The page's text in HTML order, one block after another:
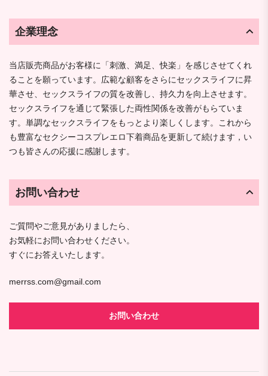
企業理念
当店販売商品がお客様に「刺激、満足、快楽」を感じさせてくれ
ることを願っています。広範な顧客をさらにセックスライフに昇
華させ、セックスライフの質を改善し、持久力を向上させます。
セックスライフを通じて緊張した両性関係を改善がもらていま
す。単調なセックスライフをもっとより楽しくします。これから
も豊富なセクシーコスプレエロ下着商品を更新して続けます，い
つも皆さんの応援に感謝します。
お問い合わせ
ご質問やご意見がありましたら、
お気軽にお問い合わせください。
すぐにお答えいたします。
merrss.com@gmail.com
お問い合わせ